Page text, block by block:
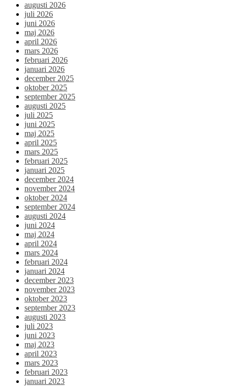
augusti 2026
juli 2026
juni 2026
maj 2026
april 2026
mars 2026
februari 2026
januari 2026
december 2025
oktober 2025
september 2025
augusti 2025
juli 2025
juni 2025
maj 2025
april 2025
mars 2025
februari 2025
januari 2025
december 2024
november 2024
oktober 2024
september 2024
augusti 2024
juni 2024
maj 2024
april 2024
mars 2024
februari 2024
januari 2024
december 2023
november 2023
oktober 2023
september 2023
augusti 2023
juli 2023
juni 2023
maj 2023
april 2023
mars 2023
februari 2023
januari 2023